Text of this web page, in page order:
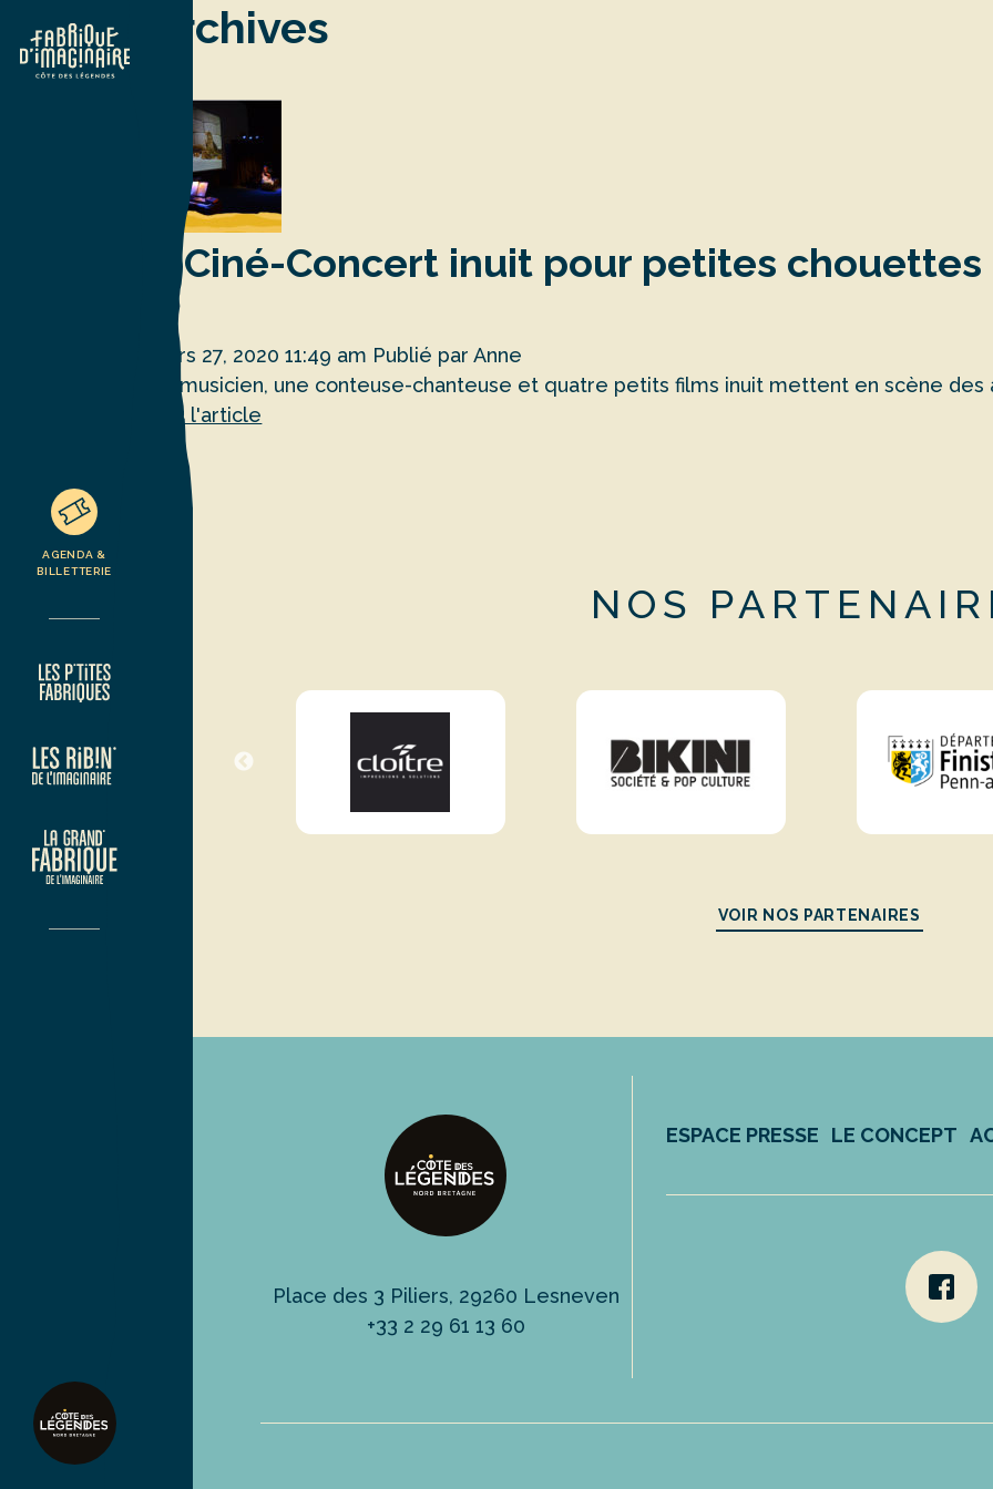
AGENDA &
BILLETTERIE
Archives
« Ciné-Concert inuit pour petites
mars 27, 2020 11:49 am Publié parAnne
Un musicien, une conteuse-chanteuse et quatre petits films inuit mettent en scène
Voir l'article
NOS
VOIR NOS PARTENAIRES
Place des 3 Piliers, 29260 Lesneven
+33 2 29 61 13 60
ESPACE PRESSE LE CONCEPT